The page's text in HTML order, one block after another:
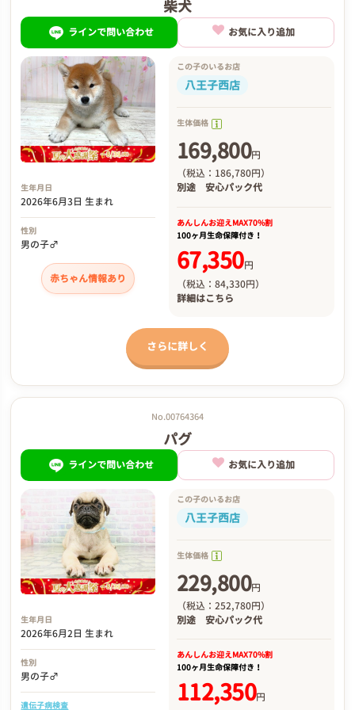
柴犬
ラインで問い合わせ お気に入り追加
生年月日
2026年6月3日 生まれ
性別
男の子♂
赤ちゃん情報あり
この子のいるお店
八王子西店
生体価格
169,800円
（税込：186,780円）
別途 安心パック代
あんしんお迎えMAX70%割
100ヶ月生命保障付き！
67,350円
（税込：84,330円）
詳細はこちら
さらに詳しく
No.00764364
パグ
ラインで問い合わせ お気に入り追加
生年月日
2026年6月2日 生まれ
性別
男の子♂
遺伝子病検査
この子のいるお店
八王子西店
生体価格
229,800円
（税込：252,780円）
別途 安心パック代
あんしんお迎えMAX70%割
100ヶ月生命保障付き！
112,350円